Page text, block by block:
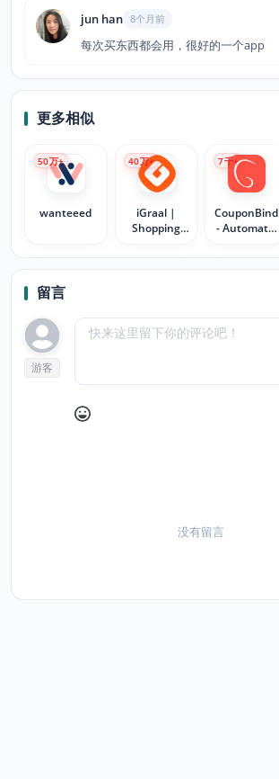
jun han 8个月前
每次买东西都会用，很好的一个app
更多相似
wanteeed
50万+
iGraal |
Shopping
40万+
CouponBind
- Automatic
Finder
7千+
留言
游客
没有留言